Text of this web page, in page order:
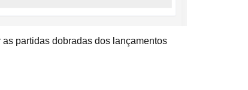
partidas dobradas dos lançamentos